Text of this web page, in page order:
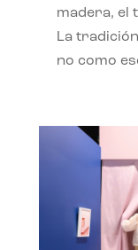
madera, el
La
no como